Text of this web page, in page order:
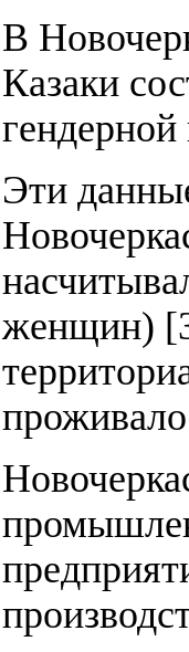
В
Казаки
Эти
женщин)